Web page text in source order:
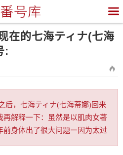

在的七海ティナ(七海
:

后，七海ティナ(七海蒂娜)回来
再解释一下：虽然是以肌肉女著
身体出了很大问题ー因为太过